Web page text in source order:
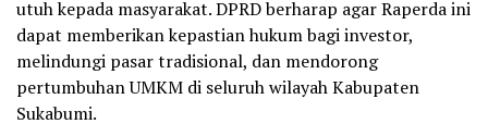
utuh kepada masyarakat. DPRD berharap agar Raperda ini
dapat memberikan kepastian hukum bagi investor,
melindungi pasar tradisional, dan mendorong
pertumbuhan UMKM di seluruh wilayah Kabupaten
Sukabumi.